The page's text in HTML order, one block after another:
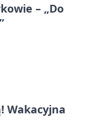
– „Do
Wakacyjna